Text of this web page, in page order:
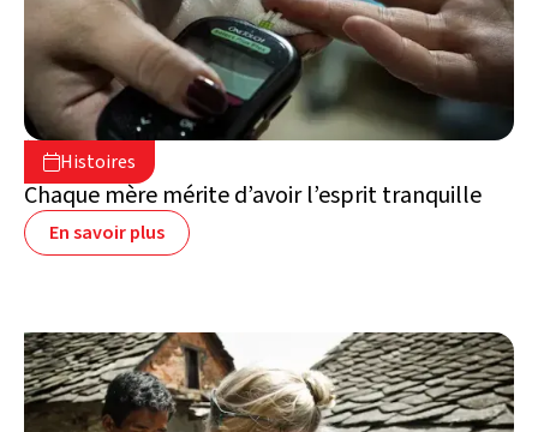
Histoires
7 août 2026
Liban
Chaque mère mérite d’avoir l’esprit tranquille
En savoir plus